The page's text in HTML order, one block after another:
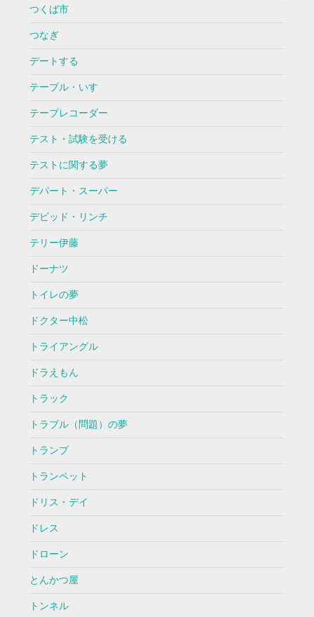
つくば市
つなぎ
デートする
テーブル・いす
テープレコーダー
テスト・試験を受ける
テストに関する夢
デパート・スーパー
デビッド・リンチ
テリー伊藤
ドーナツ
トイレの夢
ドクター中松
トライアングル
ドラえもん
トラック
トラブル（問題）の夢
トランプ
トランペット
ドリス・デイ
ドレス
ドローン
とんかつ屋
トンネル